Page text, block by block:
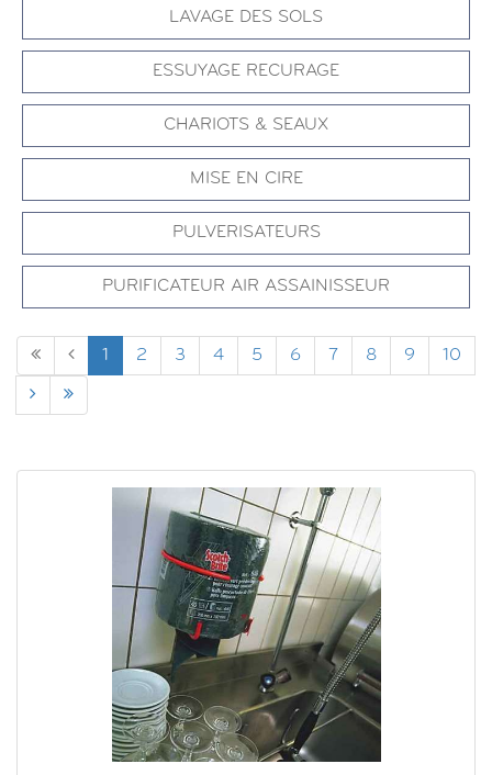
LAVAGE DES SOLS
ESSUYAGE RECURAGE
CHARIOTS & SEAUX
MISE EN CIRE
PULVERISATEURS
PURIFICATEUR AIR ASSAINISSEUR
1 2 3 4 5 6 7 8 9 10